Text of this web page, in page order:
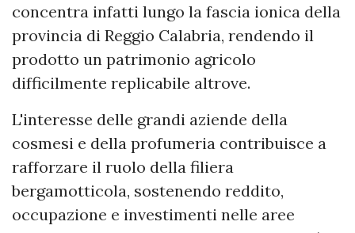
concentra infatti lungo la fascia ionica della
provincia di Reggio Calabria, rendendo il
prodotto un patrimonio agricolo
difficilmente replicabile altrove.
L'interesse delle grandi aziende della
cosmesi e della profumeria contribuisce a
rafforzare il ruolo della filiera
bergamotticola, sostenendo reddito,
occupazione e investimenti nelle aree